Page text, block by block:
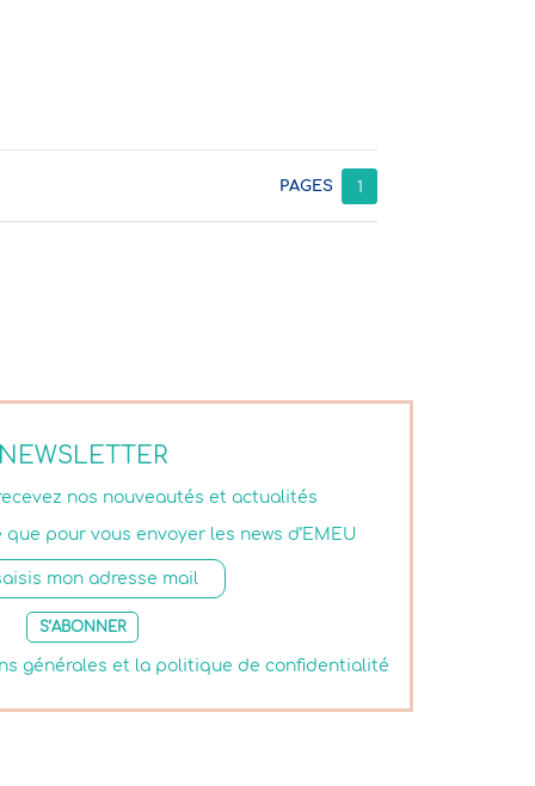
PAGES 1
NEWSLETTER
nos nouveautés et actualités
que pour vous envoyer les news d’EMEU
S’ABONNER
générales et la politique de confidentialité